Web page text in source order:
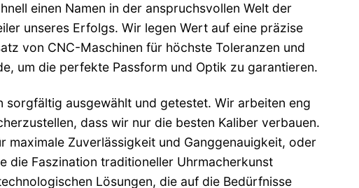
einen Namen in der anspruchsvollen Welt der
unseres Erfolgs. Wir legen Wert auf eine präzise
von CNC-Maschinen für höchste Toleranzen und
um die perfekte Passform und Optik zu garantieren.
ausgewählt und getestet. Wir arbeiten eng
dass wir nur die besten Kaliber verbauen.
Zuverlässigkeit und Ganggenauigkeit, oder
die Faszination traditioneller Uhrmacherkunst
Lösungen, die auf die Bedürfnisse